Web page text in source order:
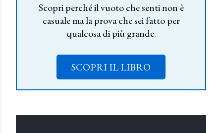
Scopri perché il vuoto che senti non è
casuale ma la prova che sei fatto per
qualcosa di più grande.
SCOPRI IL LIBRO